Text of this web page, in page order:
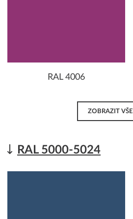
RAL 4006
ZOBRAZIT VŠE
RAL 5000-5024